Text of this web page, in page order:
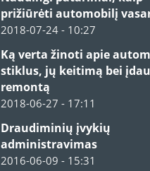
prižiūrėti automobilį
2018-07-24 - 10:27
Ką verta žinoti apie
stiklus, jų keitimą bei
remontą
2018-06-27 - 17:11
Draudiminių įvykių
administravimas
2016-06-09 - 15:31